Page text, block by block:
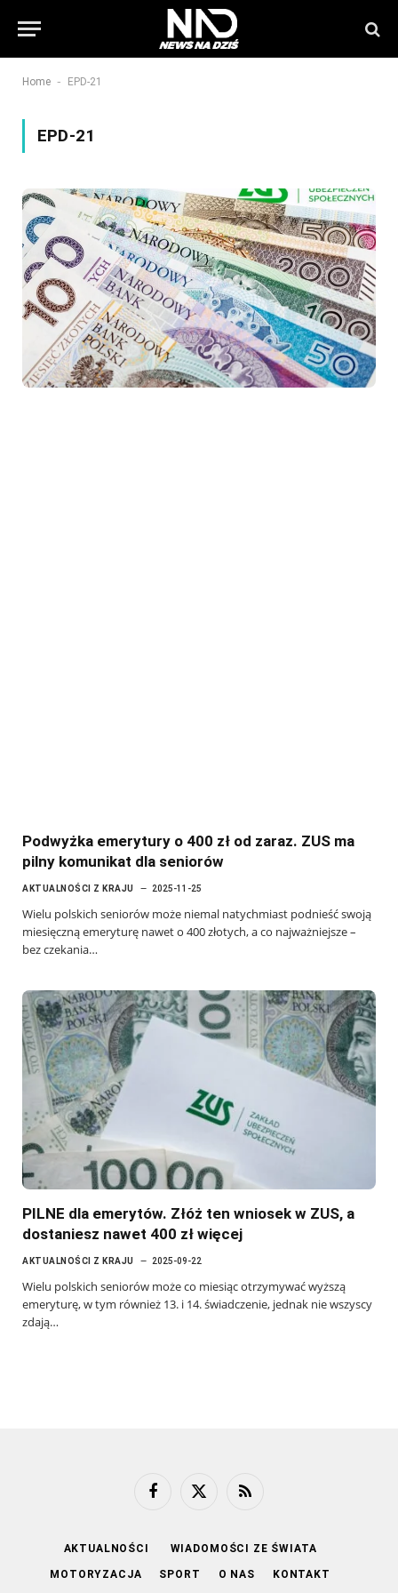
Home - EPD-21
EPD-21
Podwyżka emerytury o 400 zł od zaraz. ZUS ma
pilny komunikat dla seniorów
AKTUALNOŚCI Z KRAJU 2025-11-25
Wielu polskich seniorów może niemal natychmiast podnieść swoją
miesięczną emeryturę nawet o 400 złotych, a co najważniejsze –
bez czekania…
PILNE dla emerytów. Złóż ten wniosek w ZUS, a
dostaniesz nawet 400 zł więcej
AKTUALNOŚCI Z KRAJU 2025-09-22
Wielu polskich seniorów może co miesiąc otrzymywać wyższą
emeryturę, w tym również 13. i 14. świadczenie, jednak nie wszyscy
zdają…
FacebookX
RSS
AKTUALNOŚCI WIADOMOŚCI ZE ŚWIATA
MOTORYZACJA SPORT O NAS KONTAKT